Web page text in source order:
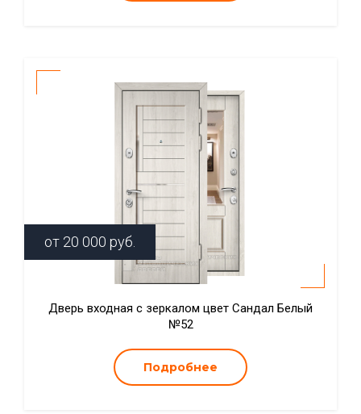
от 20 000 руб.
Дверь входная с зеркалом цвет Сандал Белый
№52
Подробнее